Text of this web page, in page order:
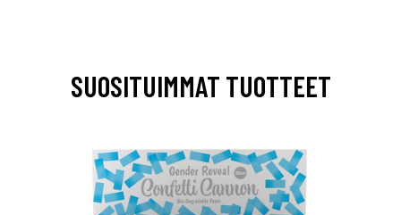
SUOSITUIMMAT TUOTTEET